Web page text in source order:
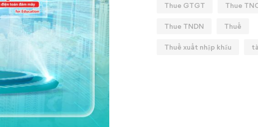
Thue GTGT Thue
Thue TNDN Thuế
Thuế xuất nhập khẩu